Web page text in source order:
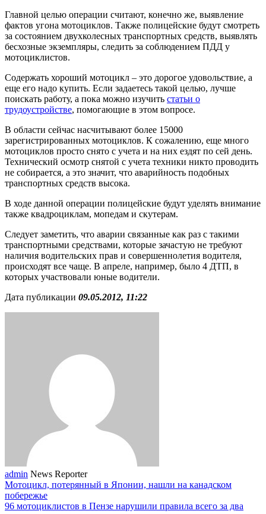
Главной целью операции считают, конечно же, выявление
фактов угона мотоциклов. Также полицейские будут смотреть
за состоянием двухколесных транспортных средств, выявлять
бесхозные экземпляры, следить за соблюдением ПДД у
мотоциклистов.
Содержать хороший мотоцикл – это дорогое удовольствие, а
еще его надо купить. Если задаетесь такой целью, лучше
поискать работу, а пока можно изучить статьи о
трудоустройстве, помогающие в этом вопросе.
В области сейчас насчитывают более 15000
зарегистрированных мотоциклов. К сожалению, еще много
мотоциклов просто снято с учета и на них ездят по сей день.
Технический осмотр снятой с учета техники никто проводить
не собирается, а это значит, что аварийность подобных
транспортных средств высока.
В ходе данной операции полицейские будут уделять внимание
также квадроциклам, мопедам и скутерам.
Следует заметить, что аварии связанные как раз с такими
транспортными средствами, которые зачастую не требуют
наличия водительских прав и совершеннолетия водителя,
происходят все чаще. В апреле, например, было 4 ДТП, в
которых участвовали юные водители.
Дата публикации 09.05.2012, 11:22
admin News Reporter
Мотоцикл, потерянный в Японии, нашли на канадском
побережье
96 мотоциклистов в Пензе нарушили правила всего за два